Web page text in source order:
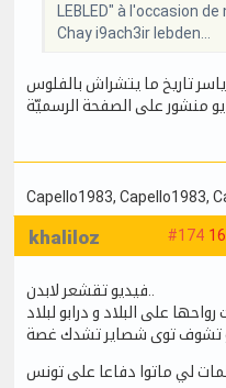
LEBLED" à l'occasion
Chay i9ach3ir lebden...
تاريخ ما يتشراش بالفلوس
منشور على الصفحة الرسميّة
Capello1983, Capello1983,
#174
khaliloz
لي ماتوا دفاعا على تونس